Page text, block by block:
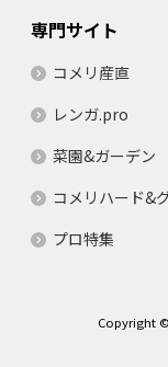
専門サイト
コメリ産直
レンガ.pro
菜園&ガーデン
コメリハード&
プロ特集
Copyright